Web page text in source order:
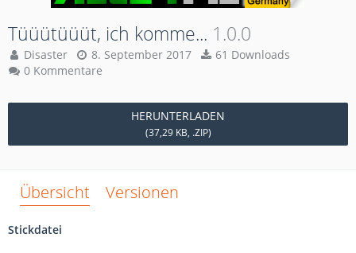
Tüüütüüüt, ich komme... 1.0.0
Disaster 8. September 2017
61 Downloads
0 Kommentare
HERUNTERLADEN
(37,29 KB, .ZIP)
Übersicht Versionen
Stickdatei